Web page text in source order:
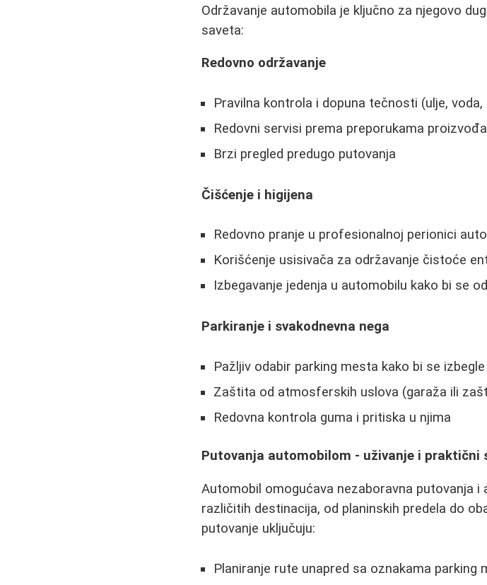
Održavanje automobila je ključno za njegovo
saveta:
Redovno održavanje
Pravilna kontrola i dopuna tečnosti (ulje,
Redovni servisi prema preporukama
Brzi pregled predugo putovanja
Čišćenje i higijena
Redovno pranje u profesionalnoj perionici
Korišćenje usisivača za održavanje čistoće
Izbegavanje jedenja u automobilu kako bi se
Parkiranje i svakodnevna nega
Pažljiv odabir parking mesta kako bi se
Zaštita od atmosferskih uslova (garaža ili
Redovna kontrola guma i pritiska u njima
Putovanja automobilom - uživanje i praktični
Automobil omogućava nezaboravna putovanja
različitih destinacija, od planinskih predela do
putovanje uključuju:
Planiranje rute unapred sa oznakama parking